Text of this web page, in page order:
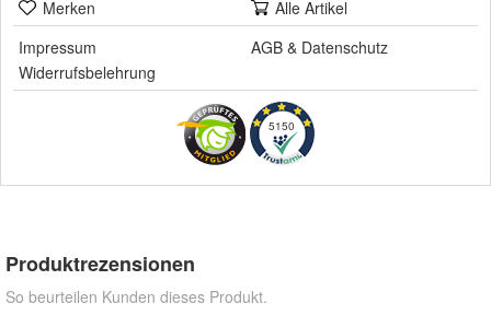
Merken
Alle Artikel
Impressum
AGB & Datenschutz
Widerrufsbelehrung
5150
Produktrezensionen
So beurteilen Kunden dieses Produkt.